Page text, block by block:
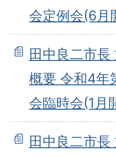
会定例会(6月
田中良二市長
概要 令和4年
会臨時会(1月
田中良二市長